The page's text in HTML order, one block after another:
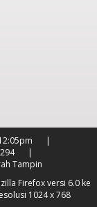
Tampin
Firefox versi 6.0 ke
1024 x 768